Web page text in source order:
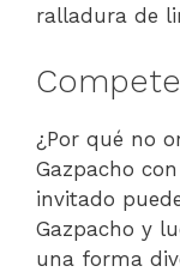
ralladura de
¿Por qué no
Gazpacho
invitado
Gazpacho y
una forma